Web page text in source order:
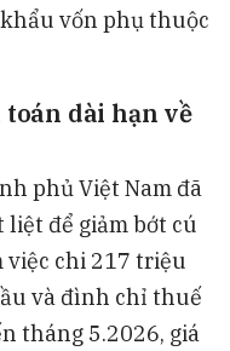
vốn phụ thuộc
dài hạn về
phủ Việt Nam đã
để giảm bớt cú
việc chi 217 triệu
và đình chỉ thuế
tháng 5.2026, giá